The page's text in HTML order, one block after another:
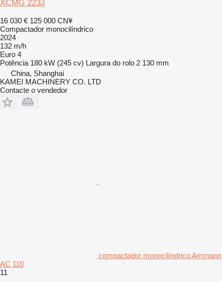
XCMG 223J
16 030 € 125 000 CN¥
Compactador monocilíndrico
2024
132 m/h
Euro 4
Potência 180 kW (245 cv) Largura do rolo 2 130 mm
China, Shanghai
KAMEI MACHINERY CO. LTD
Contacte o vendedor
compactador monocilíndrico Ammann
AC 110
11